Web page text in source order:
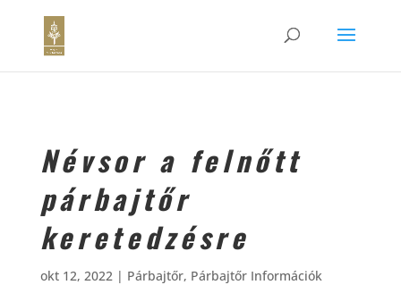
Névsor a felnőtt
párbajtőr
keretedzésre
okt 12, 2022| Párbajtőr, Párbajtőr Információk